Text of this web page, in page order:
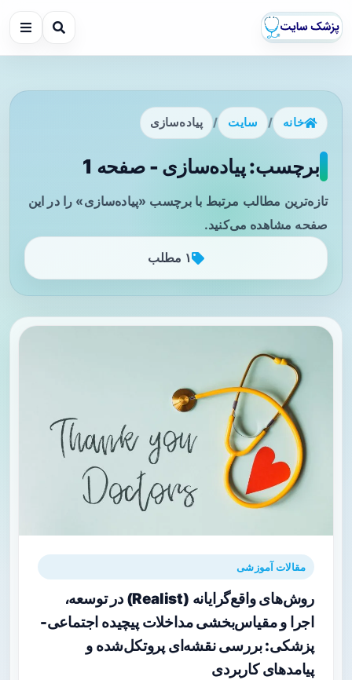
خانه / سایت / پیاده‌سازی
برچسب: پیاده‌سازی - صفحه 1
تازه‌ترین مطالب مرتبط با برچسب «پیاده‌سازی» را در این
صفحه مشاهده می‌کنید.
۱ مطلب
مقالات آموزشی
روش‌های واقع‌گرایانه (Realist) در توسعه،
اجرا و مقیاس‌بخشی مداخلات پیچیده اجتماعی-
پزشکی: بررسی نقشه‌ای پروتکل‌شده و
پیامدهای کاربردی